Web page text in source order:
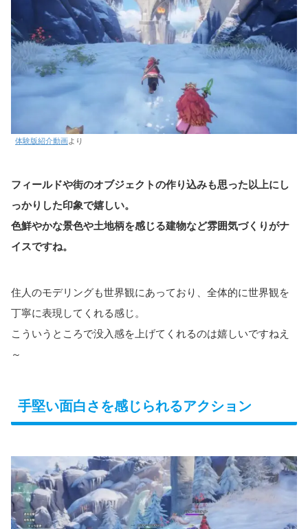
体験版紹介動画より
フィールドや街のオブジェクトの作り込みも思った以上にし
っかりした印象で嬉しい。
色鮮やかな景色や土地柄を感じる建物など雰囲気づくりがナ
イスですね。
住人のモデリングも世界観にあっており、全体的に世界観を
丁寧に表現してくれる感じ。
こういうところで没入感を上げてくれるのは嬉しいですねえ
～
手堅い面白さを感じられるアクション